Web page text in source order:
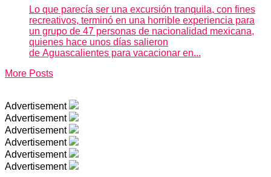
Lo que parecía ser una excursión tranquila, con fines
recreativos, terminó en una horrible experiencia para
un grupo de 47 personas de nacionalidad mexicana,
quienes hace unos días salieron
de Aguascalientes para vacacionar en...
More Posts
Advertisement
Advertisement
Advertisement
Advertisement
Advertisement
Advertisement